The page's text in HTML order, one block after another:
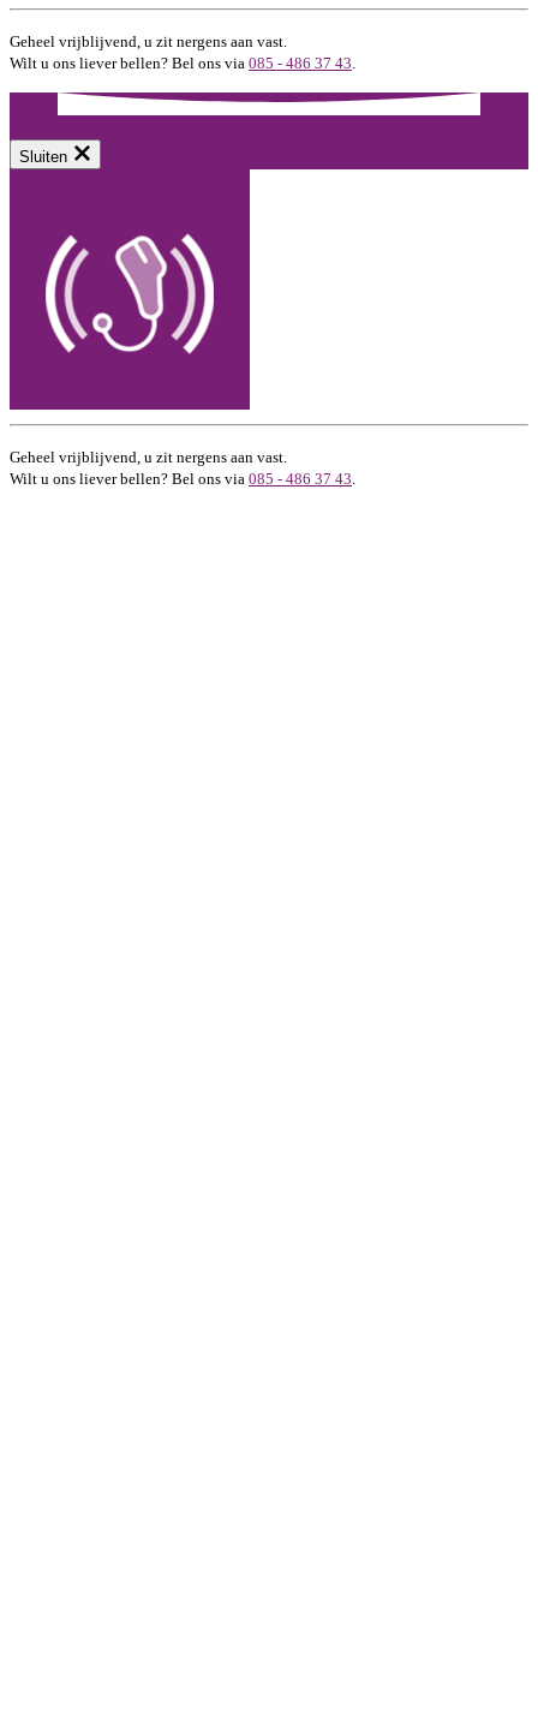
Geheel vrijblijvend, u zit nergens aan vast.
Wilt u ons liever bellen? Bel ons via 085 - 486 37 43.
Sluiten
Geheel vrijblijvend, u zit nergens aan vast.
Wilt u ons liever bellen? Bel ons via 085 - 486 37 43